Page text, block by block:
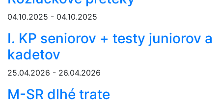
04.10.2025 - 04.10.2025
I. KP seniorov + testy juniorov a
kadetov
25.04.2026 - 26.04.2026
M-SR dlhé trate